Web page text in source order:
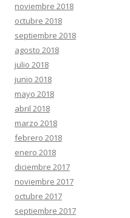
noviembre 2018
octubre 2018
septiembre 2018
agosto 2018
julio 2018
junio 2018
mayo 2018
abril 2018
marzo 2018
febrero 2018
enero 2018
diciembre 2017
noviembre 2017
octubre 2017
septiembre 2017